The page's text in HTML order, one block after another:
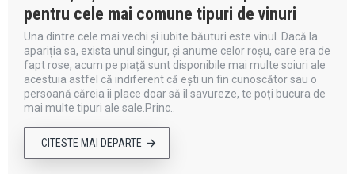
pentru cele mai comune tipuri de vinuri
Una dintre cele mai vechi și iubite băuturi este vinul. Dacă la
apariția sa, exista unul singur, și anume celor roșu, care era de
fapt rose, acum pe piață sunt disponibile mai multe soiuri ale
acestuia astfel că indiferent că ești un fin cunoscător sau o
persoană căreia îi place doar să îl savureze, te poți bucura de
mai multe tipuri ale sale.Princ..
CITESTE MAI DEPARTE